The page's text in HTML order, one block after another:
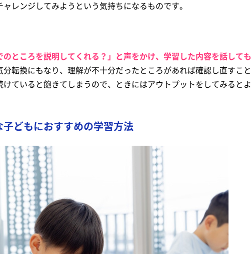
レンジしてみようという気持ちになるものです。
のところを説明してくれる？」と声をかけ、学習した内容を話しても
転換にもなり、理解が不十分だったところがあれば確認し直すこと
ていると飽きてしまうので、ときにはアウトプットをしてみるとよ
どもにおすすめの学習方法